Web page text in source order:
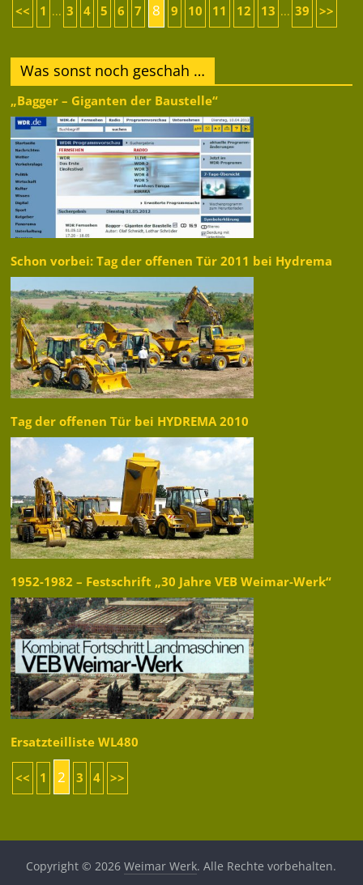
<< 1 ... 3 4 5 6 7 8 9 10 11 12 13 ... 39 >>
Was sonst noch geschah …
„Bagger – Giganten der Baustelle“
Schon vorbei: Tag der offenen Tür 2011 bei Hydrema
Tag der offenen Tür bei HYDREMA 2010
1952-1982 – Festschrift „30 Jahre VEB Weimar-Werk“
Ersatzteilliste WL480
<< 1 2 3 4 >>
Copyright © 2026Weimar Werk. Alle Rechte vorbehalten.